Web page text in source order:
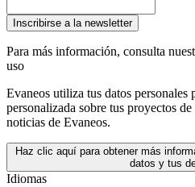
Inscribirse a la newsletter
Para más información, consulta
uso
Evaneos utiliza tus datos personales
personalizada sobre tus proyectos
noticias de Evaneos.
Haz clic aquí para obtener más
datos y tus
Idiomas